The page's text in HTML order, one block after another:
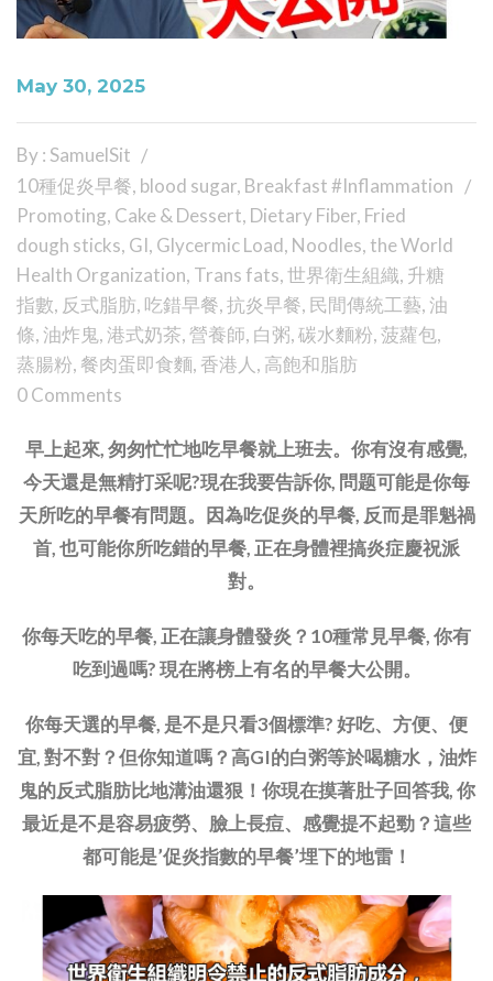
May 30, 2025
By : SamuelSit
10種促炎早餐, blood sugar, Breakfast #Inflammation
Promoting, Cake & Dessert, Dietary Fiber, Fried
dough sticks, GI, Glycermic Load, Noodles, the World
Health Organization, Trans fats,世界衛生組織, 升糖
指數, 反式脂肪, 吃錯早餐,抗炎早餐, 民間傳統工藝, 油
條, 油炸鬼, 港式奶茶,營養師, 白粥,碳水麵粉,菠蘿包,
蒸腸粉, 餐肉蛋即食麵, 香港人, 高飽和脂肪
0 Comments
早上起來, 匆匆忙忙地吃早餐就上班去。你有沒有感覺,
今天還是無精打采呢?現在我要告訴你, 問题可能是你每
天所吃的早餐有問題。因為吃促炎的早餐, 反而是罪魁禍
首, 也可能你所吃錯的早餐, 正在身體裡搞炎症慶祝派
對。
你每天吃的早餐, 正在讓身體發炎？10種常見早餐, 你有
吃到過嗎? 現在將榜上有名的早餐大公開。
你每天選的早餐, 是不是只看3個標準? 好吃、方便、便
宜, 對不對？但你知道嗎？高GI的白粥等於喝糖水，油炸
鬼的反式脂肪比地溝油還狠！你現在摸著肚子回答我, 你
最近是不是容易疲勞、臉上長痘、感覺提不起勁？這些
都可能是’促炎指數的早餐’埋下的地雷！